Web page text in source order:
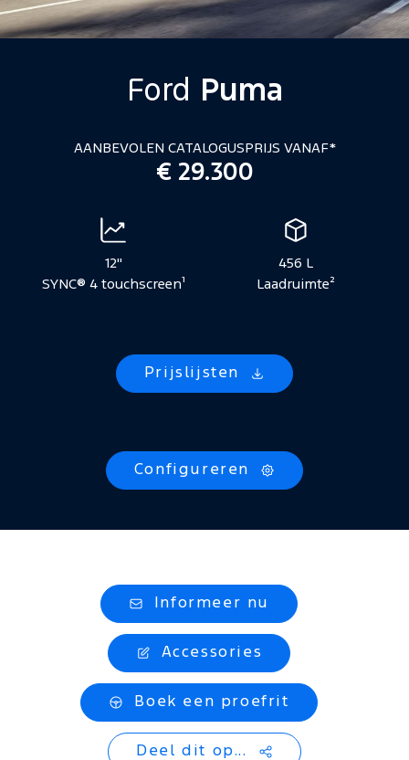
Ford Puma
AANBEVOLEN CATALOGUSPRIJS VANAF*
€ 29.300
Voertuigspecificaties
12"
SYNC® 4 touchscreen¹
456 L
Laadruimte²
Prijslijsten
Configureren
Informeer nu
Accessories
Boek een proefrit
Deel dit op...